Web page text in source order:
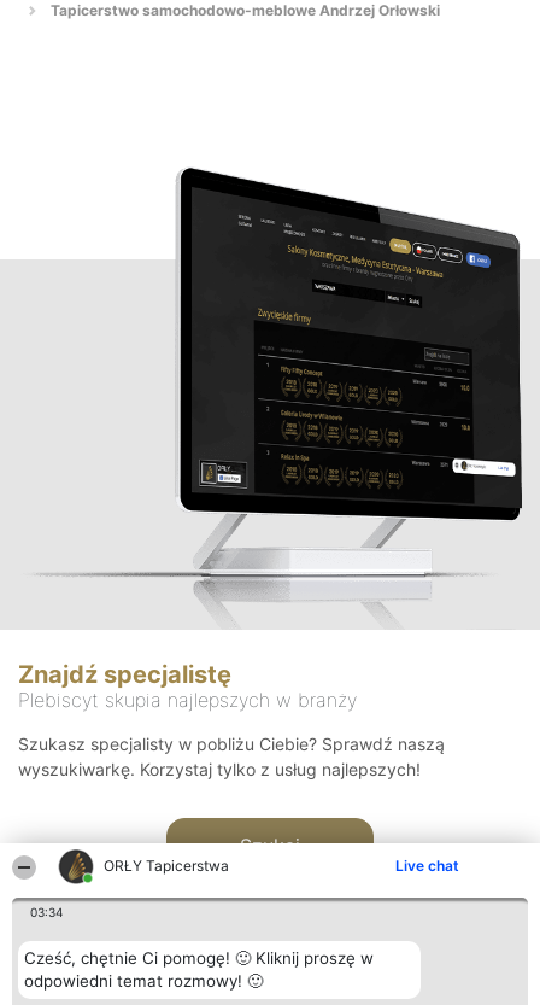
ORŁY Tapicerstwa Live chat
03:34
Cześć, chętnie Ci pomogę! 🙂 Kliknij proszę w
odpowiedni temat rozmowy! 🙂
Tapicerstwo samochodowo-meblowe Andrzej Orłowski
Znajdź specjalistę
Plebiscyt skupia najlepszych w branży
Szukasz specjalisty w pobliżu Ciebie? Sprawdź naszą
wyszukiwarkę. Korzystaj tylko z usług najlepszych!
Szukaj